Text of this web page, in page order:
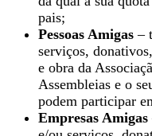
pais;
Pessoas Amigas–
serviços,
e obra da
Assembleias e o
podem participar
Empresas Amigas